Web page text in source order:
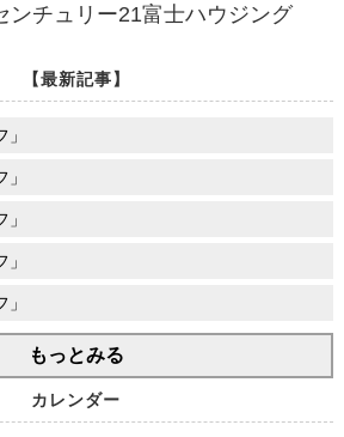
ンチュリー21富士ハウジング
【最新記事】
もっとみる
カレンダー